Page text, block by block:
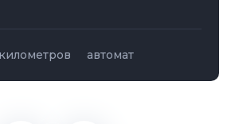
километров
автомат